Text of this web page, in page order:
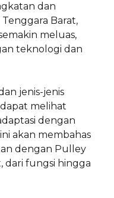
dan
Barat,
meluas,
teknologi dan
jenis-jenis
melihat
dengan
akan membahas
dengan Pulley
dari fungsi hingga